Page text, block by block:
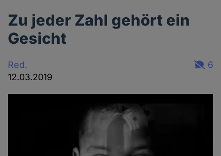
Zu jeder Zahl gehört ein
Gesicht
Red.
12.03.2019
6